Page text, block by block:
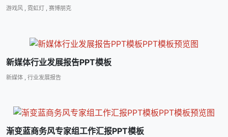
游戏风 , 霓虹灯 , 赛博朋克
新媒体行业发展报告PPT模板
新媒体 行业发展报告
渐变蓝商务风专家组工作汇报PPT模板